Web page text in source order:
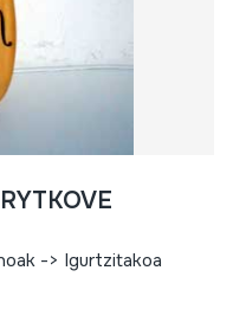
-> Igurtzitakoa